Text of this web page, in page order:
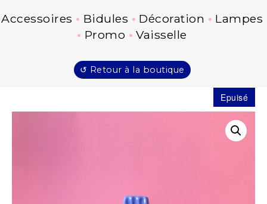
Accessoires Bidules Décoration
Lampes
Promo
Vaisselle
↺ Retour à la boutique
Epuisé